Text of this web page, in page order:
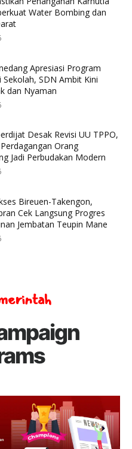
Water Bombing dan
Apresiasi Program
Sekolah, SDN Ambit Kini
dan Nyaman
Desak Revisi UU TPPO,
Orang
Jadi Perbudakan Modern
Bireuen-Takengon,
Cek Langsung Progres
Jembatan Teupin Mane